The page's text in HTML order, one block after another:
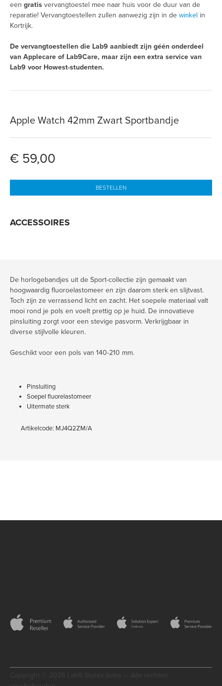
een gratis vervangtoestel mee naar huis voor de duur van de
reparatie! Vervangtoestellen zullen aanwezig zijn in de winkel in
Kortrijk.
De vervangtoestellen die Lab9 aanbiedt zijn géén onderdeel
van Applecare of Lab9Care, maar zijn een extra service van
Lab9 voor Howest-studenten.
Apple Watch 42mm Zwart Sportbandje
€ 59,00
BESTELLEN
ACCESSOIRES
De horlogebandjes uit de Sport-collectie zijn gemaakt van
hoogwaardig fluoroelastomeer en zijn daarom sterk en slijtvast.
Toch zijn ze verrassend licht en zacht. Het soepele materiaal valt
mooi rond je pols en voelt prettig op je huid. De innovatieve
pinsluiting zorgt voor een stevige pasvorm. Verkrijgbaar in
diverse stijlvolle kleuren.
Geschikt voor een pols van 140-210 mm.
Pinsluiting
Soepel fluorelastomeer
Uitermate sterk
Artikelcode: MJ4Q2ZM/A
Copyright © 2026 Lab9 Stores bvba — Alle rechten